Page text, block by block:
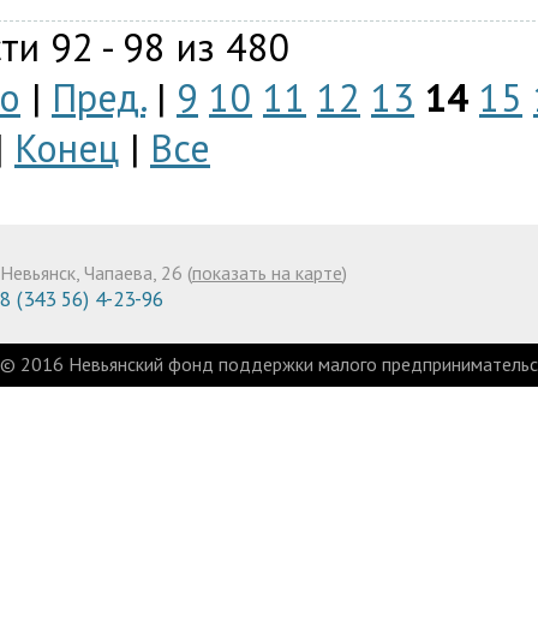
92 - 98 из 480
| Пред.| 9 10 11 12 13 14 15
Конец | Все
Невьянск, Чапаева, 26 (показать на карте)
8 (343 56) 4-23-96
© 2016 Невьянский фонд поддержки малого